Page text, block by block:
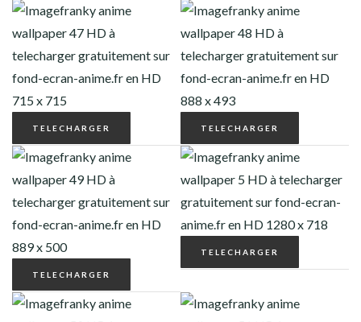
TELECHARGER TELECHARGER
TELECHARGER
TELECHARGER